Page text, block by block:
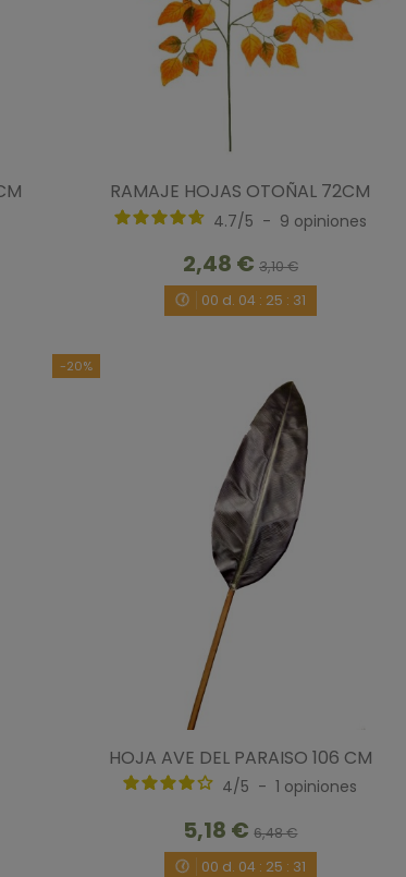
RAMAJE HOJAS OTOÑAL 72CM
4.7/5 - 9 opiniones
2,48 € 3,10 €
00d. 04: 25: 30
-20%
HOJA AVE DEL PARAISO 106 CM
4/5 - 1 opiniones
5,18 €6,48 €
00d. 04: 25: 30